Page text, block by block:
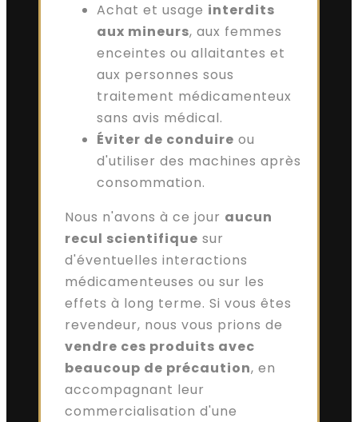
Achat et usage interdits
aux mineurs, aux femmes
enceintes ou allaitantes et
aux personnes sous
traitement médicamenteux
sans avis médical.
Éviter de conduire ou
d'utiliser des machines après
consommation.
Nous n'avons à ce jour aucun
recul scientifique sur
d'éventuelles interactions
médicamenteuses ou sur les
effets à long terme. Si vous êtes
revendeur, nous vous prions de
vendre ces produits avec
beaucoup de précaution, en
accompagnant leur
commercialisation d'une